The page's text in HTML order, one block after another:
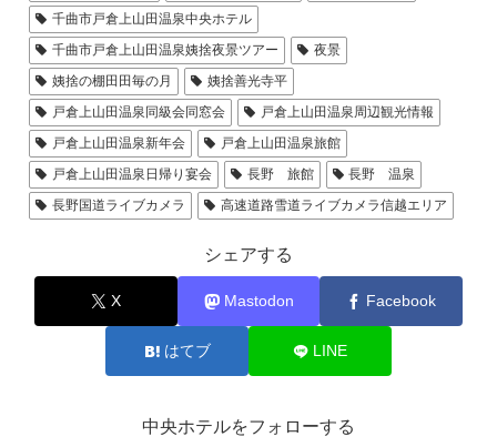
千曲市戸倉上山田温泉中央ホテル
千曲市戸倉上山田温泉姨捨夜景ツアー
夜景
姨捨の棚田田毎の月
姨捨善光寺平
戸倉上山田温泉同級会同窓会
戸倉上山田温泉周辺観光情報
戸倉上山田温泉新年会
戸倉上山田温泉旅館
戸倉上山田温泉日帰り宴会
長野 旅館
長野 温泉
長野国道ライブカメラ
高速道路雪道ライブカメラ信越エリア
シェアする
X Mastodon Facebook
はてブ LINE
中央ホテルをフォローする